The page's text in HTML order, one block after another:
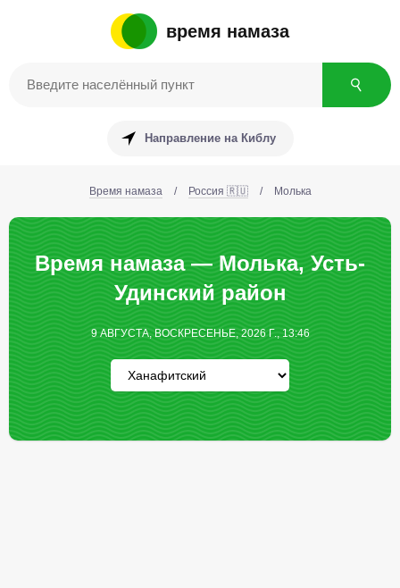
время намаза
Направление на Киблу
Время намаза / Россия 🇷🇺 / Молька
Время намаза — Молька, Усть-
Удинский район
9 АВГУСТА, ВОСКРЕСЕНЬЕ, 2026 Г., 13:46